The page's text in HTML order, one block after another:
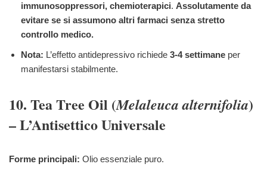
immunosoppressori, chemioterapici. Assolutamente da
evitare se si assumono altri farmaci senza stretto
controllo medico.
Nota: L’effetto antidepressivo richiede 3-4 settimane per
manifestarsi stabilmente.
10. Tea Tree Oil (Melaleuca alternifolia)
– L’Antisettico Universale
Forme principali: Olio essenziale puro.